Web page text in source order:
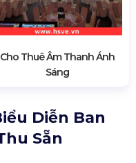
Cho Thuê Âm Thanh Ánh
Sáng
Diễn Ban
Sẵn